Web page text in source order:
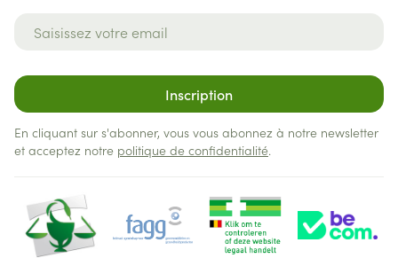
Inscription
En cliquant sur s'abonner, vous vous abonnez à notre newsletter
et acceptez notre politique de confidentialité.